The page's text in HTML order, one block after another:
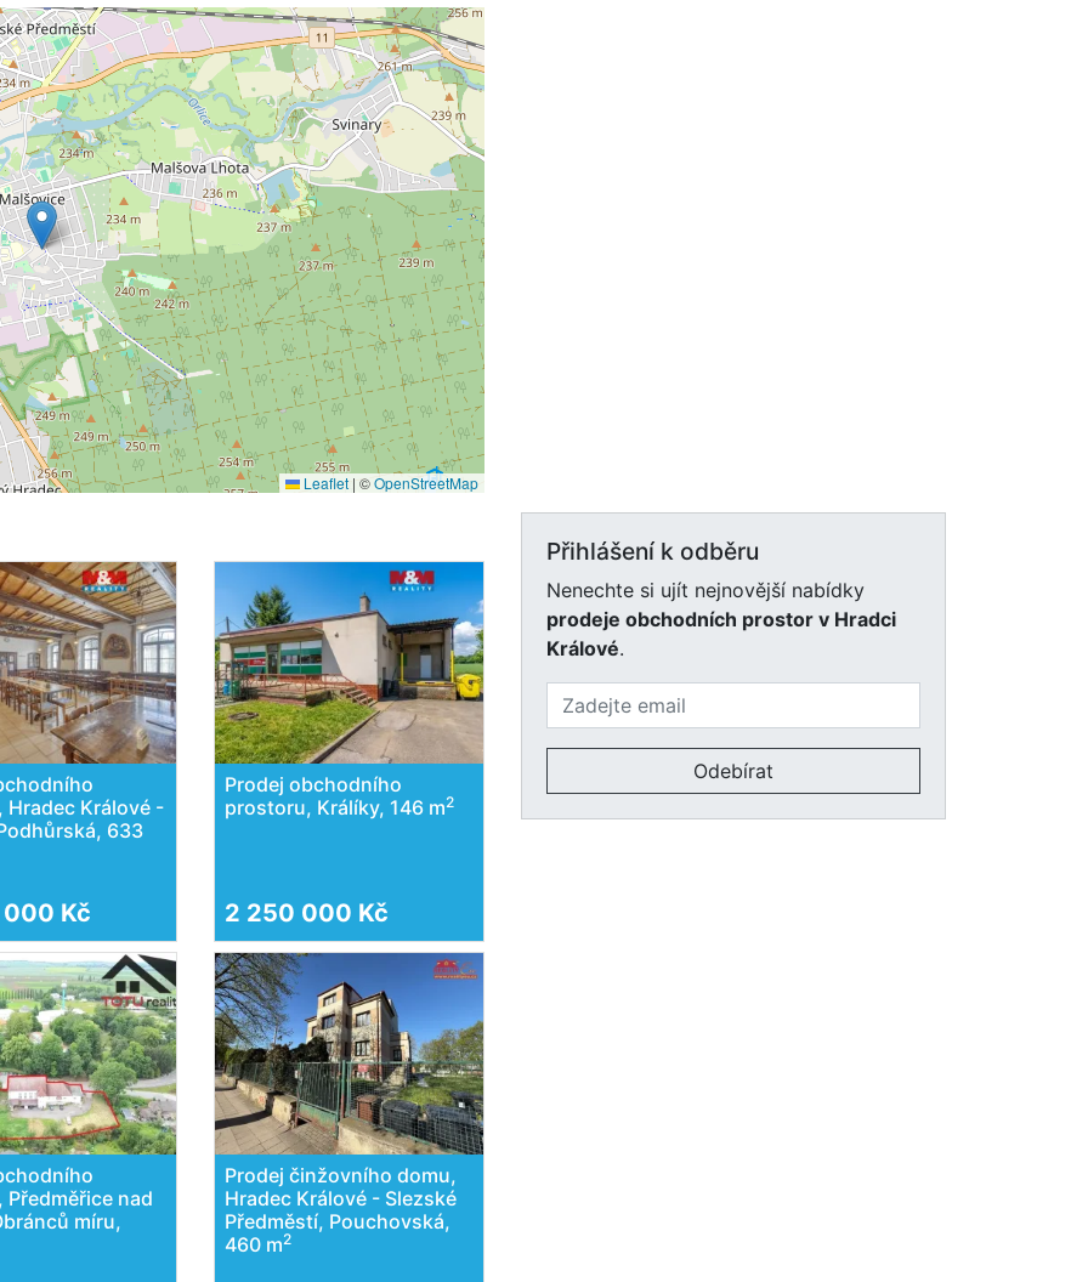
Leaflet | ©OpenStreetMap
Přihlášení k odběru
Nenechte si ujít nejnovější nabídky
prodeje obchodních prostor v Hradci
Králové.
Odebírat
Králové -
633
Kč
Prodej obchodního
prostoru, Králíky, 146 m2
2 250 000 Kč
nad
míru,
Prodej činžovního domu,
Hradec Králové - Slezské
Předměstí, Pouchovská,
460 m2